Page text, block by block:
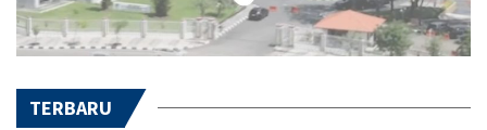
TERBARU